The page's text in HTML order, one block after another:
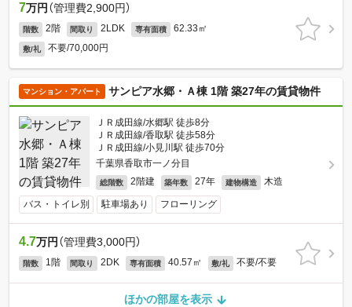
7万円 （管理費2,900円）
階数 2階 間取り 2LDK 専有面積 62.33㎡
敷/礼 不要/70,000円
マンション・アパート サンピア水郷・Ａ棟 1階 築27年の賃貸物件
ＪＲ成田線/水郷駅 徒歩8分
ＪＲ成田線/香取駅 徒歩58分
ＪＲ成田線/小見川駅 徒歩70分
千葉県香取市一ノ分目
総階数 2階建 築年数 27年 建物構造 木造
バス・トイレ別 駐車場あり フローリング
4.7万円 （管理費3,000円）
階数 1階 間取り 2DK 専有面積 40.57㎡ 敷/礼 不要/不要
ほかの部屋を表示